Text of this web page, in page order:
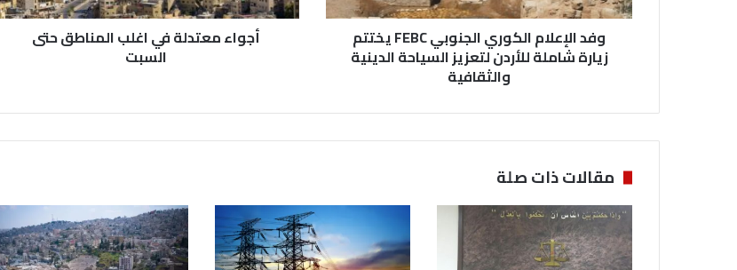
ا
و
ي
ا
ل
ج
و
ب
وفد الإعلام الكوري الجنوبي FEBC يختتم
زيارة شاملة للأردن لتعزيز السياحة الدينية
والثقافية
د
ا
ل
ل
م
ن
ا
أجواء معتدلة في اغلب المناطق حتى
السبت
مقالات ذات صلة